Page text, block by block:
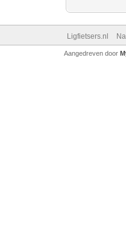
Ligfietsers.nl
Aangedreven door